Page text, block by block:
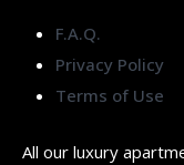
F.A.Q.
Privacy Policy
Terms of Use
All our luxury